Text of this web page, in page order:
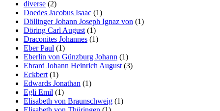
diverse (2)
Doedes Jacobus Isaac (1)
Döllinger Johann Joseph Ignaz von (1)
Döring Carl August (1)
Draconites Johannes (1)
Eber Paul (1)
Eberlin von Günzburg Johann (1)
Ebrard Johann Heinrich August (3)
Eckbert (1)
Edwards Jonathan (1)
Egli Emil (1)
Elisabeth von Braunschweig (1)